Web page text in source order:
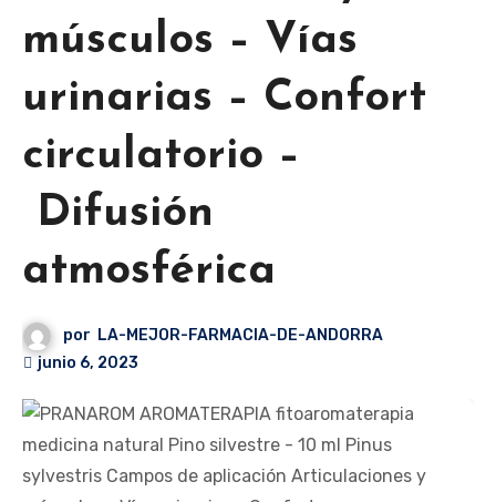
músculos – Vías
urinarias – Confort
circulatorio –
Difusión
atmosférica
por LA-MEJOR-FARMACIA-DE-ANDORRA
junio 6, 2023